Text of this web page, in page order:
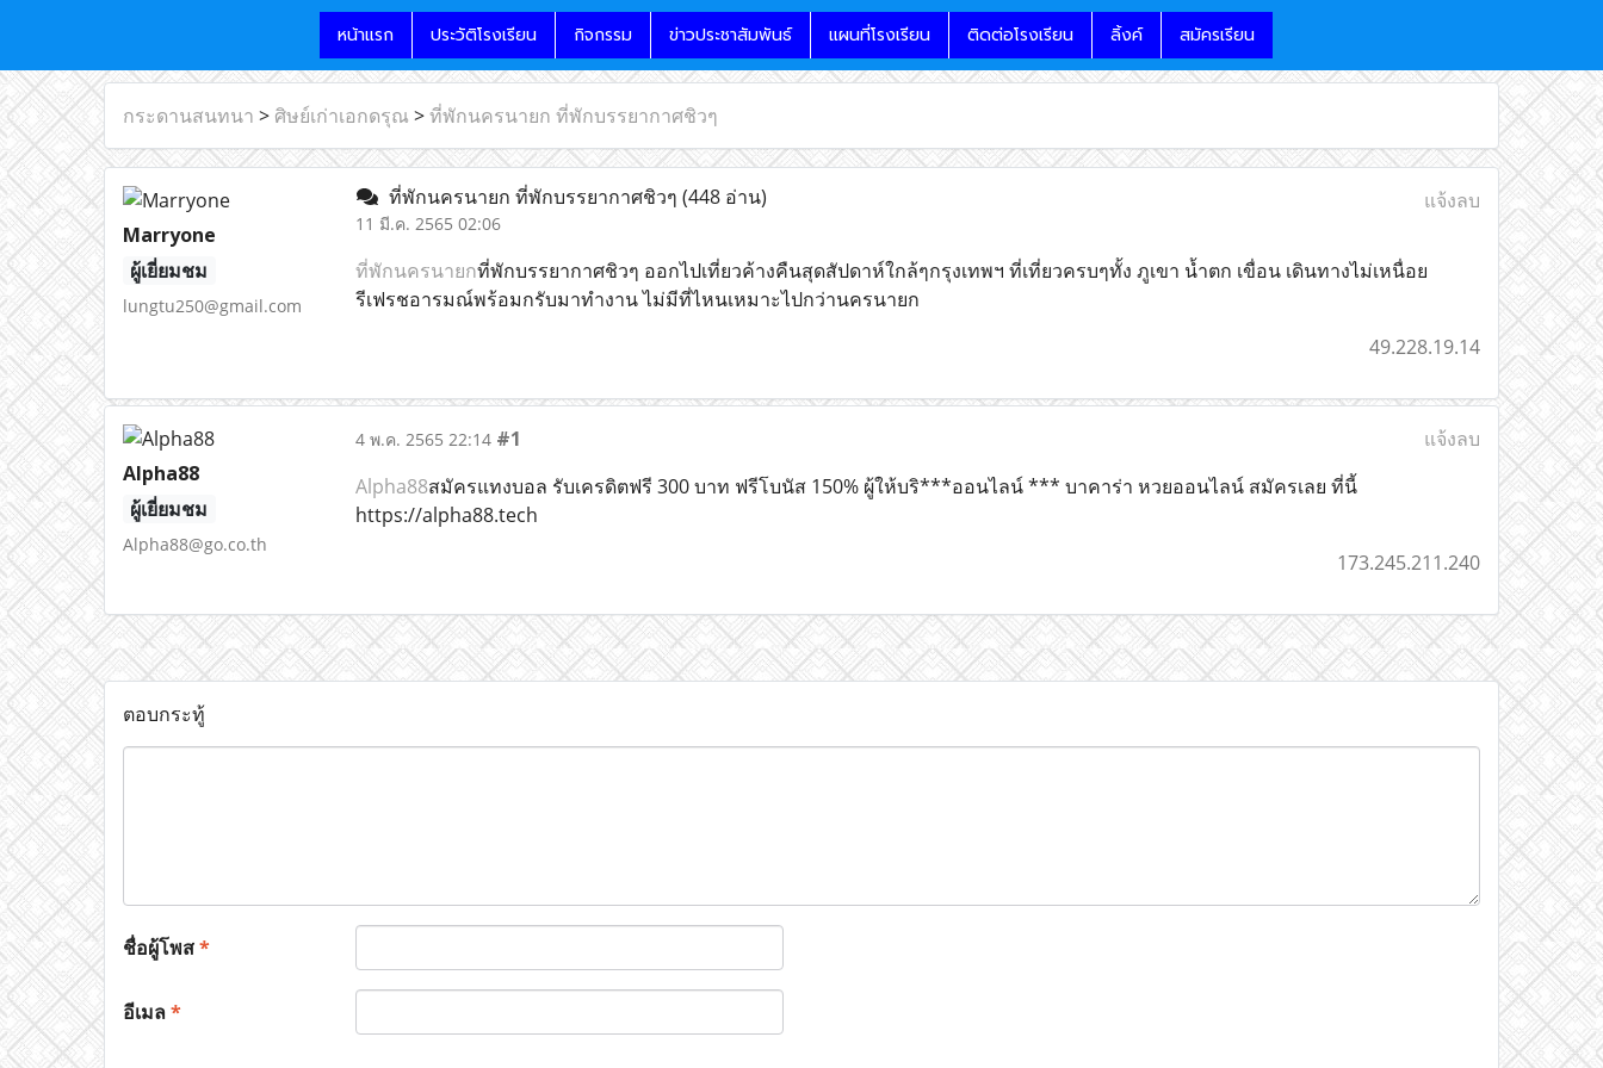
หน้าแรก ประวัติโรงเรียน กิจกรรม ข่าวประชาสัมพันธ์ แผนที่โรงเรียน ติดต่อโรงเรียน ลิ้งค์ สมัครเรียน
กระดานสนทนา > ศิษย์เก่าเอกดรุณ >ที่พักนครนายก ที่พักบรรยากาศชิวๆ
Marryone
ผู้เยี่ยมชม
lungtu250@gmail.com
ที่พักนครนายก ที่พักบรรยากาศชิวๆ (448 อ่าน)
11 มี.ค. 2565 02:06
แจ้งลบ
ที่พักนครนายกที่พักบรรยากาศชิวๆ ออกไปเที่ยวค้างคืนสุดสัปดาห์ใกล้ๆกรุงเทพฯ ที่เที่ยวครบๆทั้ง ภูเขา น้ำตก เขื่อน เดินทางไม่เหนื่อย
รีเฟรชอารมณ์พร้อมกรับมาทำงาน ไม่มีที่ไหนเหมาะไปกว่านครนายก
49.228.19.14
Alpha88
ผู้เยี่ยมชม
Alpha88@go.co.th
4 พ.ค. 2565 22:14 #1
แจ้งลบ
Alpha88สมัครแทงบอล รับเครดิตฟรี 300 บาท ฟรีโบนัส 150% ผู้ให้บริ***ออนไลน์ *** บาคาร่า หวยออนไลน์ สมัครเลย ที่นี้
https://alpha88.tech
173.245.211.240
ตอบกระทู้
ชื่อผู้โพส*
อีเมล*